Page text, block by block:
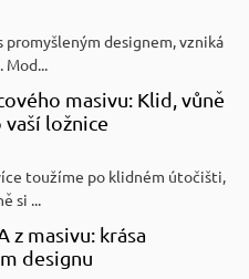
designem, vzniká
Mod...
masivu: Klid, vůně
ložnice
toužíme po klidném útočišti,
si ...
z masivu: krása
designu